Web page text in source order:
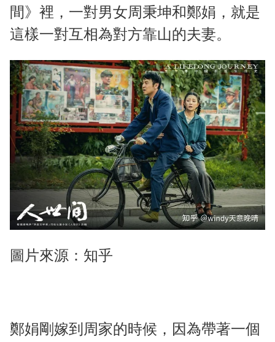
間》裡，一對男女周秉坤和鄭娟，就是
這樣一對互相為對方靠山的夫妻。
圖片來源：知乎
鄭娟剛嫁到周家的時候，因為帶著一個